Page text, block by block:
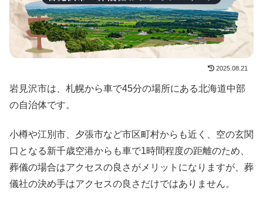
2025.08.21
岩見沢市は、札幌から車で45分の場所にある北海道中部
の自治体です。
小樽や江別市、夕張市など市区町村からも近く、空の玄関
口となる新千歳空港からも車で1時間程度の距離のため、
葬儀の場合はアクセスの良さがメリットになりますが、葬
儀社の決め手はアクセスの良さだけではありません。